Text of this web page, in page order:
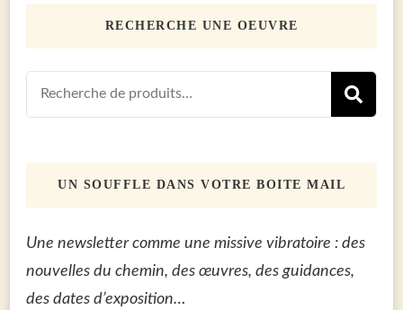
RECHERCHE UNE OEUVRE
pour :
UN SOUFFLE DANS VOTRE BOITE MAIL
Une newsletter comme une missive vibratoire : des
nouvelles du chemin, des œuvres, des guidances,
des dates d’exposition…